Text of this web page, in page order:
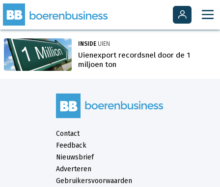
INSIDE UIEN
Uienexport recordsnel door de 1
miljoen ton
Contact
Feedback
Nieuwsbrief
Adverteren
Gebruikersvoorwaarden